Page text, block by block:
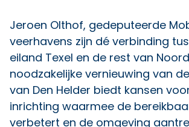
Jeroen Olthof, gedeputeerde
veerhavens zijn dé verbinding
eiland Texel en de rest van
noodzakelijke vernieuwing van
van Den Helder biedt kansen
inrichting waarmee de
verbetert en de omgeving